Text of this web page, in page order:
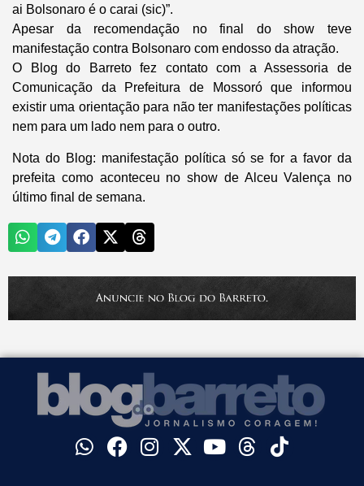
ai Bolsonaro é o carai (sic)”.
Apesar da recomendação no final do show teve
manifestação contra Bolsonaro com endosso da atração.
O Blog do Barreto fez contato com a Assessoria de
Comunicação da Prefeitura de Mossoró que informou
existir uma orientação para não ter manifestações políticas
nem para um lado nem para o outro.
Nota do Blog: manifestação política só se for a favor da
prefeita como aconteceu no show de Alceu Valença no
último final de semana.